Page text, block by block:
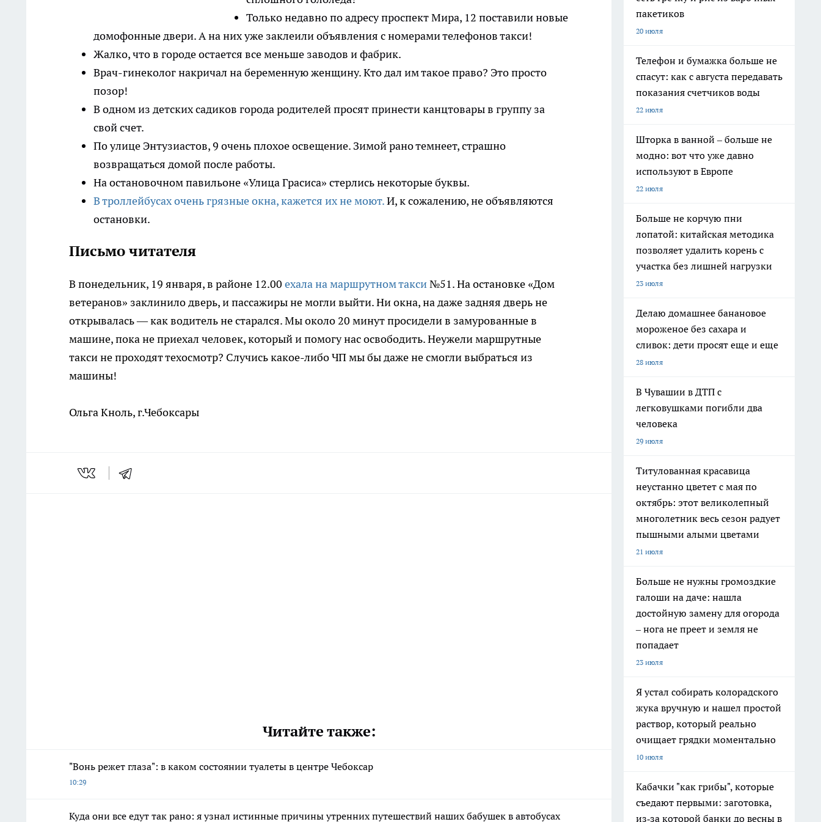
Только недавно по адресу проспект Мира, 12 поставили новые
домофонные двери. А на них уже заклеили объявления с номерами телефонов такси!
Жалко, что в городе остается все меньше заводов и фабрик.
Врач-гинеколог накричал на беременную женщину. Кто дал им такое право? Это просто
позор!
В одном из детских садиков города родителей просят принести канцтовары в группу за
свой счет.
По улице Энтузиастов, 9 очень плохое освещение. Зимой рано темнеет, страшно
возвращаться домой после работы.
На остановочном павильоне «Улица Грасиса» стерлись некоторые буквы.
В троллейбусах очень грязные окна, кажется их не моют.И, к сожалению, не объявляются
остановки.
Письмо читателя
В понедельник, 19 января, в районе 12.00 ехала на маршрутном такси№51. На остановке «Дом
ветеранов» заклинило дверь, и пассажиры не могли выйти. Ни окна, на даже задняя дверь не
открывалась — как водитель не старался. Мы около 20 минут просидели в замурованные в
машине, пока не приехал человек, который и помогу нас освободить. Неужели маршрутные
такси не проходят техосмотр? Случись какое-либо ЧП мы бы даже не смогли выбраться из
машины!
Ольга Кноль, г.Чебоксары
Читайте также:
"Вонь режет глаза": в каком состоянии туалеты в центре Чебоксар
10:29
Куда они все едут так рано: я узнал истинные причины утренних путешествий наших бабушек в автобусах
пакетиков
20 июля
Телефон и бумажка больше не
спасут: как с августа передавать
показания счетчиков воды
22 июля
Шторка в ванной – больше не
модно: вот что уже давно
используют в Европе
22 июля
Больше не корчую пни
лопатой: китайская методика
позволяет удалить корень с
участка без лишней нагрузки
23 июля
Делаю домашнее банановое
мороженое без сахара и
сливок: дети просят еще и еще
28 июля
В Чувашии в ДТП с
легковушками погибли два
человека
29 июля
Титулованная красавица
неустанно цветет с мая по
октябрь: этот великолепный
многолетник весь сезон радует
пышными алыми цветами
21 июля
Больше не нужны громоздкие
галоши на даче: нашла
достойную замену для огорода
– нога не преет и земля не
попадает
23 июля
Я устал собирать колорадского
жука вручную и нашел простой
раствор, который реально
очищает грядки моментально
10 июля
Кабачки "как грибы", которые
съедают первыми: заготовка,
из‑за которой банки до весны в